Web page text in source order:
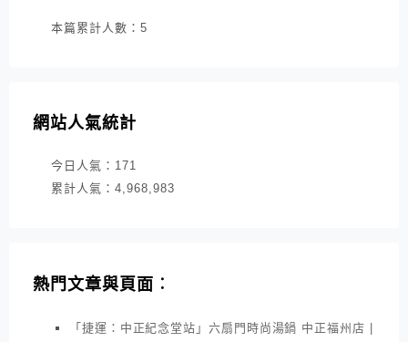
本篇累計人數： 5
網站人氣統計
今日人氣： 171
累計人氣： 4,968,983
熱門文章與頁面︰
「捷運：中正紀念堂站」六扇門時尚湯鍋 中正福州店 |